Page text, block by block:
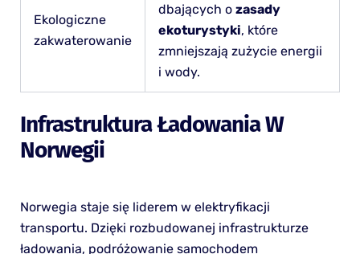
Ekologiczne
zakwaterowanie
dbających o zasady
ekoturystyki, które
zmniejszają zużycie energii
i wody.
Infrastruktura Ładowania W
Norwegii
Norwegia staje się liderem w elektryfikacji
transportu. Dzięki rozbudowanej infrastrukturze
ładowania, podróżowanie samochodem